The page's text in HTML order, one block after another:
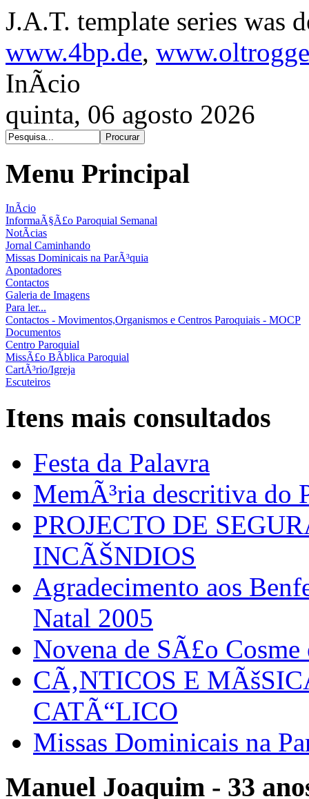
J.A.T. template series was
www.4bp.de,
InÃ­cio
quinta, 06 agosto 2026
Menu Principal
InÃ­cio
InformaÃ§Ã£o Paroquial Semanal
NotÃ­cias
Jornal Caminhando
Missas Dominicais na ParÃ³quia
Apontadores
Contactos
Galeria de Imagens
Para ler...
Contactos - Movimentos,Organismos e Centros Paroquiais - MOCP
Documentos
Centro Paroquial
MissÃ£o BÃ­blica Paroquial
CartÃ³rio/Igreja
Escuteiros
Itens mais consultados
Festa da Palavra
MemÃ³ria descritiva do
PROJECTO DE
INCÃŠNDIOS
Agradecimento aos
Natal 2005
Novena de SÃ£o
CÃ‚NTICOS E
CATÃ“LICO
Missas Dominicais na
Manuel Joaquim - 33